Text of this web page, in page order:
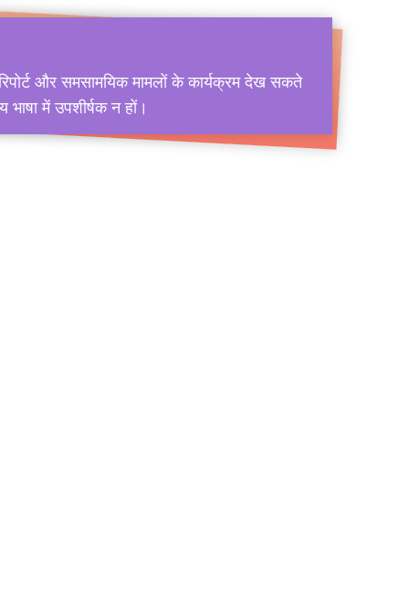
रिपोर्ट और समसामयिक मामलों के कार्यक्रम देख सकते
में उपशीर्षक न हों।